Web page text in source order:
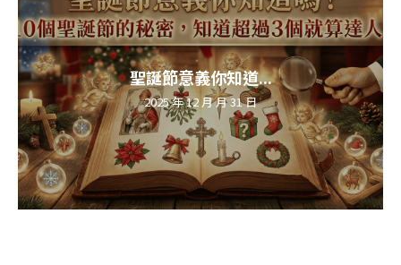
聖誕節意義你知道...
2025 年 12 月 月 31 日